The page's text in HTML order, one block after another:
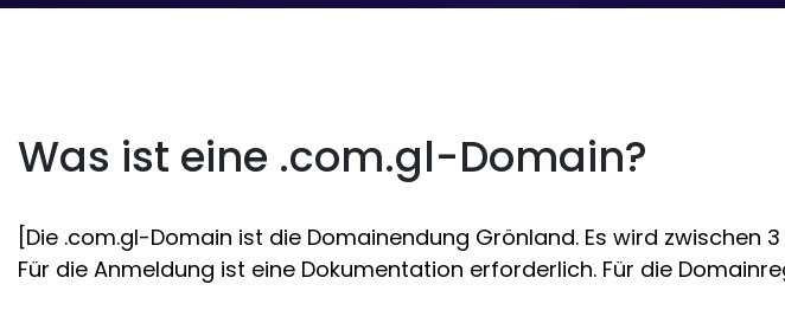
Was ist eine .com.gl-Domain?
[Die .com.gl-Domain ist die Domainendung Grönland. Es wird zwischen
Für die Anmeldung ist eine Dokumentation erforderlich. Für die